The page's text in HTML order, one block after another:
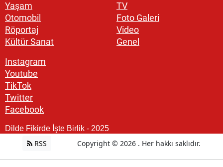
Yaşam
Otomobil
Röportaj
Kültür Sanat
TV
Foto Galeri
Video
Genel
Instagram
Youtube
TikTok
Twitter
Facebook
Dilde Fikirde İşte Birlik - 2025
RSS Copyright © 2026 . Her hakkı saklıdır.